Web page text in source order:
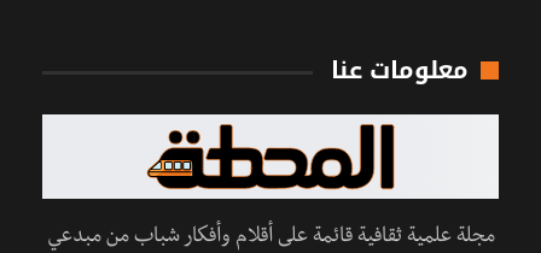
معلومات عنا
مجلة علمية ثقافية قائمة على أقلام وأفكار شباب من مبدعي